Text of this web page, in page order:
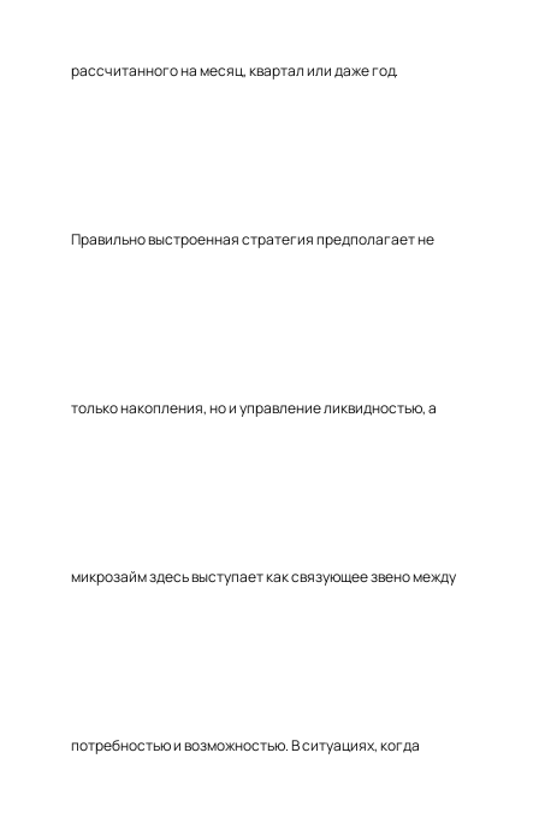
рассчитанного на месяц, квартал или даже год.
Правильно выстроенная стратегия предполагает не
только накопления, но и управление ликвидностью, а
микрозайм здесь выступает как связующее звено между
потребностью и возможностью. В ситуациях, когда